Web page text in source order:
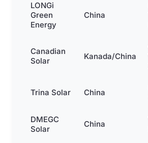
LONGi
Green
Energy
China
Canadian
Solar
Kanada/China
Trina Solar China
DMEGC
Solar
China